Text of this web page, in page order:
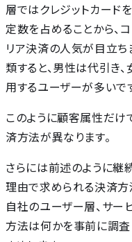
層ではクレジットカード
定数を占めることから、
リア決済の人気が目立ち
類すると、男性は代引き
用するユーザーが多いで
このように顧客属性だけ
済方法が異なります。
さらには前述のように継
理由で求められる決済方
自社のユーザー層、サー
方法は何かを事前に調査